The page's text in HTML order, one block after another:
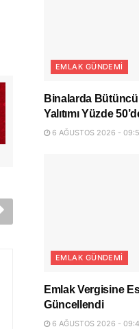
EMLAK GÜNDEMI
Binalarda Bütüncül
Yalıtımı Yüzde
6 AĞUSTOS 2026 -
EMLAK GÜNDEMI
Emlak Vergisine
Güncellendi
6 AĞUSTOS 2026 -